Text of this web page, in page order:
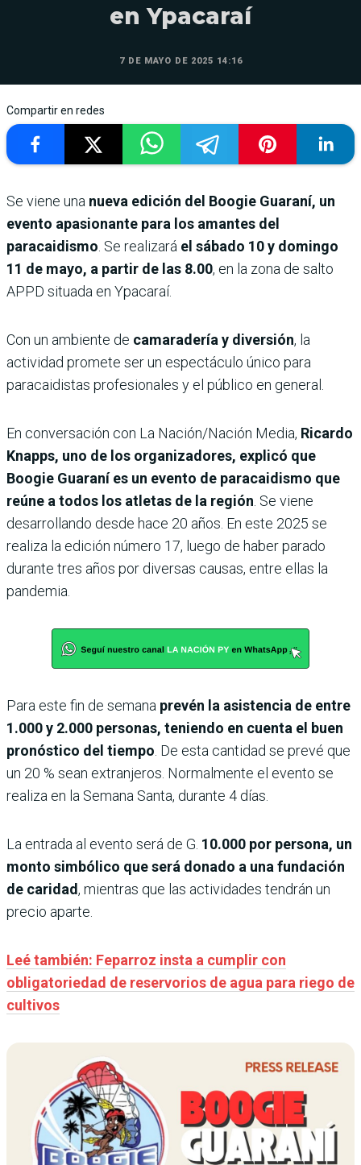
en Ypacaraí
7 DE MAYO DE 2025 14:16
Compartir en redes
Se viene una nueva edición del Boogie Guaraní, un
evento apasionante para los amantes del
paracaidismo . Se realizará el sábado 10 y domingo
11 de mayo, a partir de las 8.00, en la zona de salto
APPD situada en Ypacaraí.
Con un ambiente de camaradería y diversión, la
actividad promete ser un espectáculo único para
paracaidistas profesionales y el público en general.
En conversación con La Nación/Nación Media, Ricardo
Knapps, uno de los organizadores, explicó que
Boogie Guaraní es un evento de paracaidismo que
reúne a todos los atletas de la región . Se viene
desarrollando desde hace 20 años. En este 2025 se
realiza la edición número 17, luego de haber parado
durante tres años por diversas causas, entre ellas la
pandemia.
Para este fin de semana prevén la asistencia de entre
1.000 y 2.000 personas, teniendo en cuenta el buen
pronóstico del tiempo . De esta cantidad se prevé que
un 20 % sean extranjeros. Normalmente el evento se
realiza en la Semana Santa, durante 4 días.
La entrada al evento será de G. 10.000 por persona, un
monto simbólico que será donado a una fundación
de caridad, mientras que las actividades tendrán un
precio aparte.
Leé también: Feparroz insta a cumplir con
obligatoriedad de reservorios de agua para riego de
cultivos